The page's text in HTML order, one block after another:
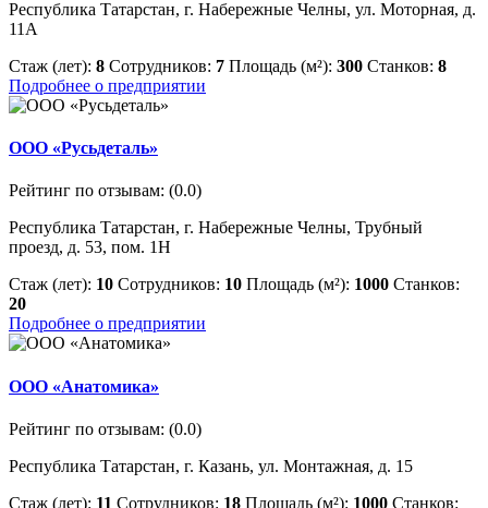
Республика Татарстан, г. Набережные Челны, ул. Моторная, д.
11А
Стаж (лет): 8 Сотрудников: 7 Площадь (м²): 300 Станков: 8
Подробнее о предприятии
ООО «Русьдеталь»
Рейтинг по отзывам: (0.0)
Республика Татарстан, г. Набережные Челны, Трубный
проезд, д. 53, пом. 1Н
Стаж (лет): 10 Сотрудников: 10 Площадь (м²): 1000 Станков:
20
Подробнее о предприятии
ООО «Анатомика»
Рейтинг по отзывам: (0.0)
Республика Татарстан, г. Казань, ул. Монтажная, д. 15
Стаж (лет): 11 Сотрудников: 18 Площадь (м²): 1000 Станков: